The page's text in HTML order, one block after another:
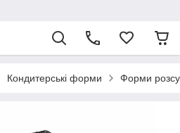
Кондитерські форми Форми